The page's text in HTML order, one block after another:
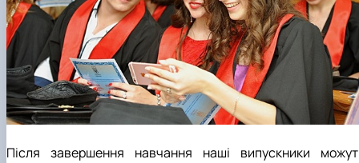
Після завершення навчання наші випускники